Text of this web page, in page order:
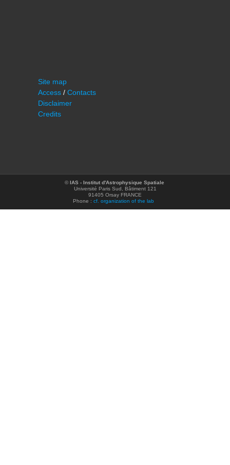
Site map
Access / Contacts
Disclaimer
Credits
© IAS - Institut d'Astrophysique Spatiale
Université Paris Sud, Bâtiment 121
91405 Orsay FRANCE
Phone : cf. organization of the lab